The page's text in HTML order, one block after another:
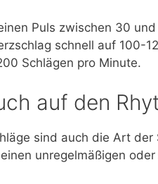
Puls zwischen 30
schnell auf 100-
Schlägen pro Minute.
auf den
sind auch die Art der
unregelmäßigen